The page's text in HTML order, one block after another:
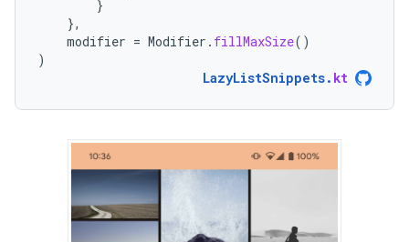
}
},
modifier = Modifier . fillMaxSize()
)
LazyListSnippets. kt